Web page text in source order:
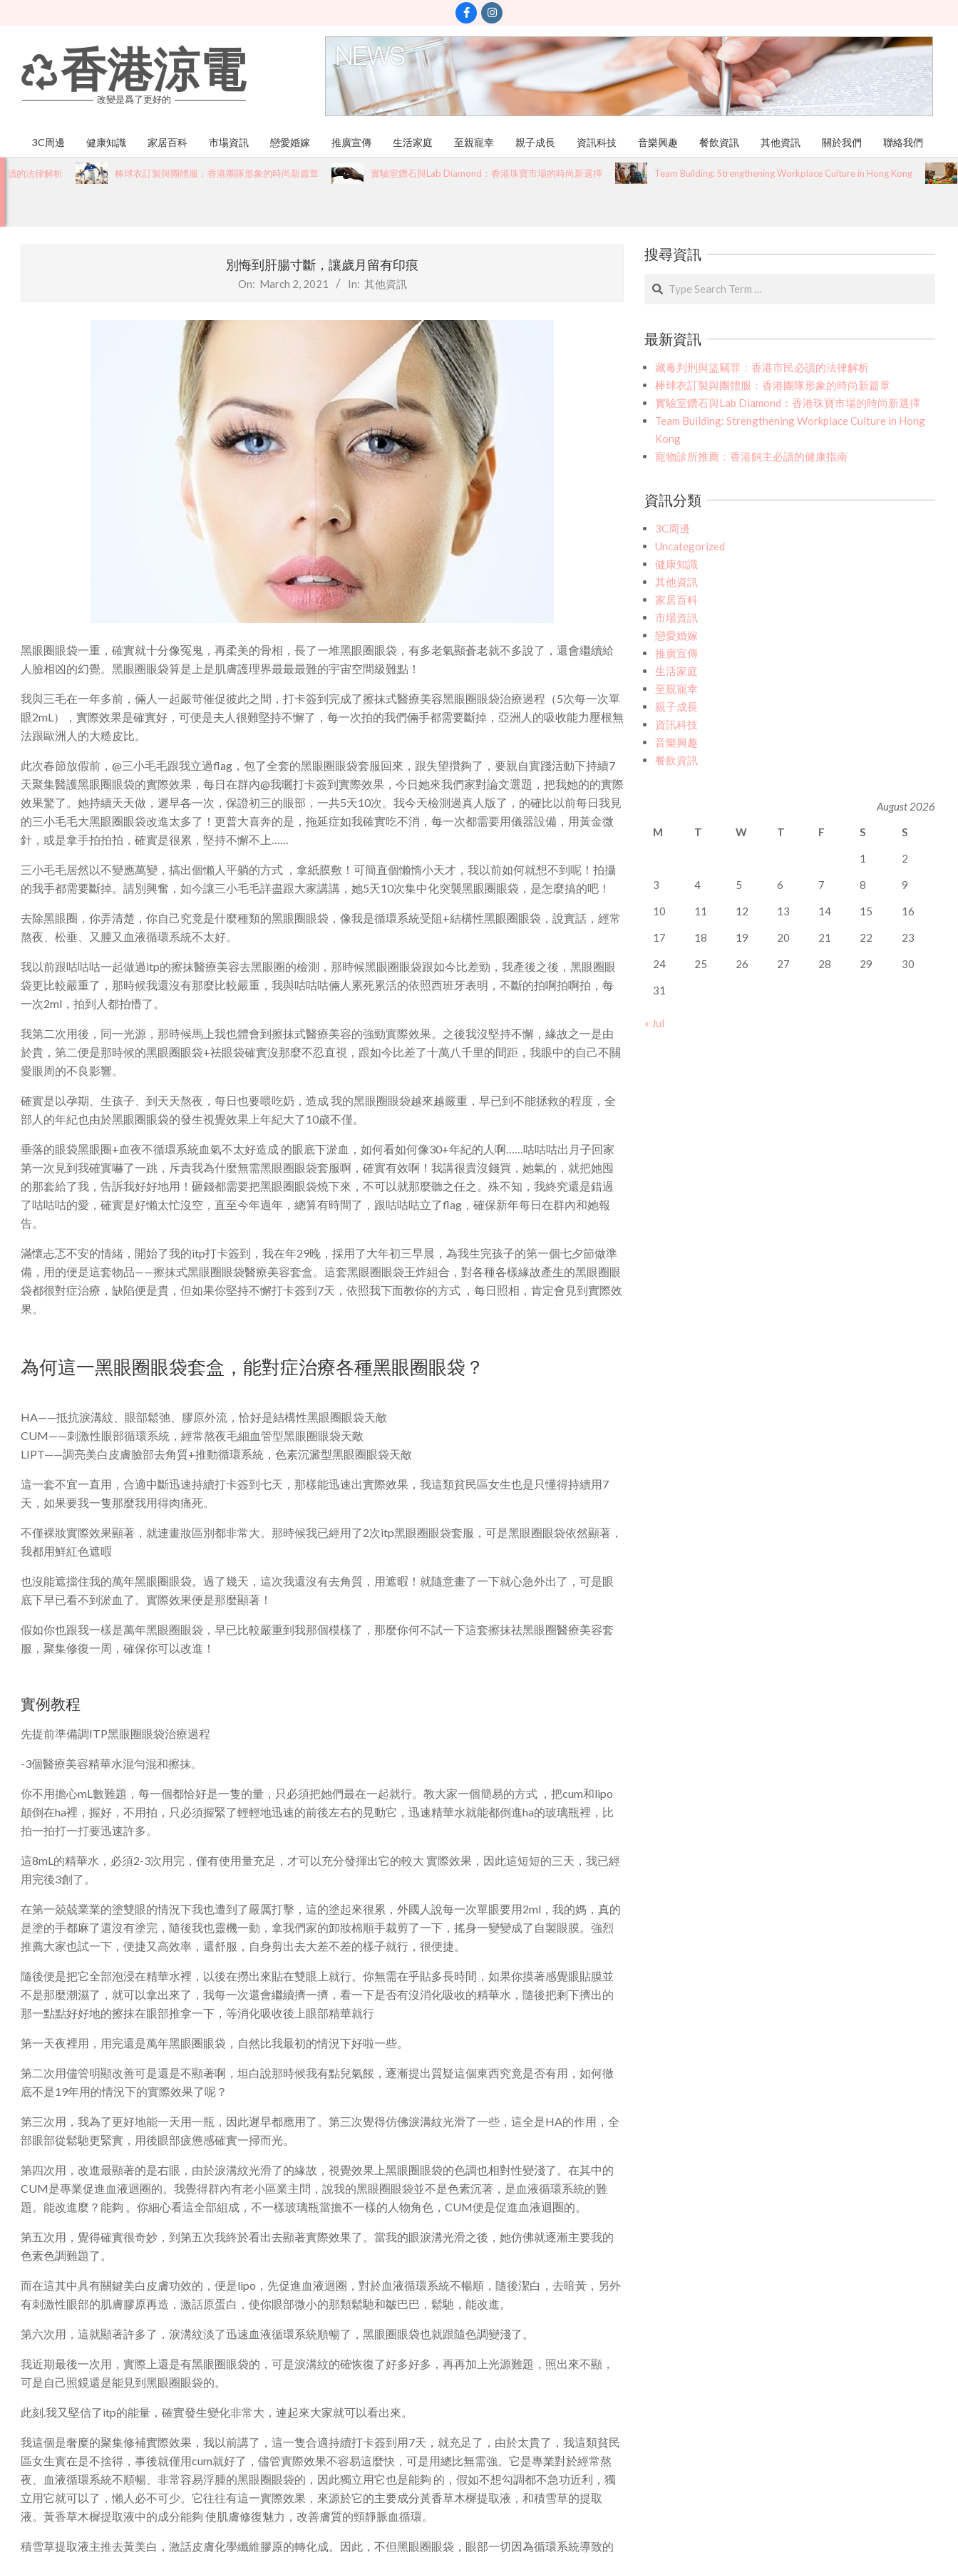
香港涼電
改變是爲了更好的
Primary
Navigation
3C周邊 健康知識 家居百科 市場資訊 戀愛婚嫁 推廣宣傳 生活家庭 至親寵幸 親子成長 資訊科技 音樂興趣 餐飲資訊 其他資訊 關於我們 聯絡我們
解析 棒球衣訂製與團體服：香港團隊形象的時尚新篇章 實驗室鑽石與Lab Diamond：香港珠寶市場的時尚新選擇 Team Building: Strengthening Workplace Culture in Hong Kong 寵物診
別悔到肝腸寸斷，讓歲月留有印痕
On: March 2, 2021 In: 其他資訊
黑眼圈眼袋一重，確實就十分像冤鬼，再柔美的骨相，長了一堆黑眼圈眼袋，有多老氣顯蒼老就不多說了，還會繼續給
人臉相凶的幻覺。黑眼圈眼袋算是上是肌膚護理界最最最難的宇宙空間級難點！
我與三毛在一年多前，倆人一起嚴苛催促彼此之間，打卡簽到完成了擦抹式醫療美容黑眼圈眼袋治療過程（5次每一次單
眼2mL），實際效果是確實好，可便是夫人很難堅持不懈了，每一次拍的我們倆手都需要斷掉，亞洲人的吸收能力壓根無
法跟歐洲人的大糙皮比。
此次春節放假前，@三小毛毛跟我立過flag，包了全套的黑眼圈眼袋套服回來，跟失望攢夠了，要親自實踐活動下持續7
天聚集醫護黑眼圈眼袋的實際效果，每日在群內@我曬打卡簽到實際效果，今日她來我們家對論文選題，把我她的的實際
效果驚了。她持續天天做，遲早各一次，保證初三的眼部，一共5天10次。我今天檢測過真人版了，的確比以前每日我見
的三小毛毛大黑眼圈眼袋改進太多了！更普大喜奔的是，拖延症如我確實吃不消，每一次都需要用儀器設備，用黃金微
針，或是拿手拍拍拍，確實是很累，堅持不懈不上……
三小毛毛居然以不變應萬變，搞出個懶人平躺的方式 ，拿紙膜敷！可簡直個懶惰小天才，我以前如何就想不到呢！拍攝
的我手都需要斷掉。請別興奮，如今讓三小毛毛詳盡跟大家講講，她5天10次集中化突襲黑眼圈眼袋，是怎麼搞的吧！
去除黑眼圈，你弄清楚，你自己究竟是什麼種類的黑眼圈眼袋，像我是循環系統受阻+結構性黑眼圈眼袋，說實話，經常
熬夜、松垂、又腫又血液循環系統不太好。
我以前跟咕咕咕一起做過itp的擦抹醫療美容去黑眼圈的檢測，那時候黑眼圈眼袋跟如今比差勁，我產後之後，黑眼圈眼
袋更比較嚴重了，那時候我還沒有那麼比較嚴重，我與咕咕咕倆人累死累活的依照西班牙表明，不斷的拍啊拍啊拍，每
一次2ml，拍到人都拍懵了。
我第二次用後，同一光源，那時候馬上我也體會到擦抹式醫療美容的強勁實際效果。之後我沒堅持不懈，緣故之一是由
於貴，第二便是那時候的黑眼圈眼袋+祛眼袋確實沒那麼不忍直視，跟如今比差了十萬八千里的間距，我眼中的自己不關
愛眼周的不良影響。
確實是以孕期、生孩子、到天天熬夜，每日也要喂吃奶，造成 我的黑眼圈眼袋越來越嚴重，早已到不能拯救的程度，全
部人的年紀也由於黑眼圈眼袋的發生視覺效果上年紀大了10歲不僅。
垂落的眼袋黑眼圈+血夜不循環系統血氣不太好造成 的眼底下淤血，如何看如何像30+年紀的人啊……咕咕咕出月子回家
第一次見到我確實嚇了一跳，斥責我為什麼無需黑眼圈眼袋套服啊，確實有效啊！我講很貴沒錢買，她氣的，就把她囤
的那套給了我，告訴我好好地用！砸錢都需要把黑眼圈眼袋燒下來，不可以就那麼聽之任之。殊不知，我終究還是錯過
了咕咕咕的愛，確實是好懶太忙沒空，直至今年過年，總算有時間了，跟咕咕咕立了flag，確保新年每日在群內和她報
告。
滿懷忐忑不安的情緒，開始了我的itp打卡簽到，我在年29晚，採用了大年初三早晨，為我生完孩子的第一個七夕節做準
備，用的便是這套物品——擦抹式黑眼圈眼袋醫療美容套盒。這套黑眼圈眼袋王炸組合，對各種各樣緣故產生的黑眼圈眼
袋都很對症治療，缺陷便是貴，但如果你堅持不懈打卡簽到7天，依照我下面教你的方式 ，每日照相，肯定會見到實際效
果。
為何這一黑眼圈眼袋套盒，能對症治療各種黑眼圈眼袋？
HA——抵抗淚溝紋、眼部鬆弛、膠原外流，恰好是結構性黑眼圈眼袋天敵
CUM——刺激性眼部循環系統，經常熬夜毛細血管型黑眼圈眼袋天敵
LIPT——調亮美白皮膚臉部去角質+推動循環系統，色素沉澱型黑眼圈眼袋天敵
這一套不宜一直用，合適中斷迅速持續打卡簽到七天，那樣能迅速出實際效果，我這類貧民區女生也是只懂得持續用7
天，如果要我一隻那麼我用得肉痛死。
不僅裸妝實際效果顯著，就連畫妝區別都非常大。那時候我已經用了2次itp黑眼圈眼袋套服，可是黑眼圈眼袋依然顯著，
我都用鮮紅色遮暇
也沒能遮擋住我的萬年黑眼圈眼袋。過了幾天，這次我還沒有去角質，用遮暇！就隨意畫了一下就心急外出了，可是眼
底下早已看不到淤血了。實際效果便是那麼顯著！
假如你也跟我一樣是萬年黑眼圈眼袋，早已比較嚴重到我那個模樣了，那麼你何不試一下這套擦抹祛黑眼圈醫療美容套
服，聚集修復一周，確保你可以改進！
實例教程
先提前準備調ITP黑眼圈眼袋治療過程
-3個醫療美容精華水混勻混和擦抹。
你不用擔心mL數難題，每一個都恰好是一隻的量，只必須把她們最在一起就行。教大家一個簡易的方式 ，把cum和lipo
顛倒在ha裡，握好，不用拍，只必須握緊了輕輕地迅速的前後左右的晃動它，迅速精華水就能都倒進ha的玻璃瓶裡，比
拍一拍打一打要迅速許多。
這8mL的精華水，必須2-3次用完，僅有使用量充足，才可以充分發揮出它的較大 實際效果，因此這短短的三天，我已經
用完後3創了。
在第一兢兢業業的塗雙眼的情況下我也遭到了嚴厲打擊，這的塗起來很累，外國人說每一次單眼要用2ml，我的媽，真的
是塗的手都麻了還沒有塗完，隨後我也靈機一動，拿我們家的卸妝棉順手裁剪了一下，搖身一變變成了自製眼膜。強烈
推薦大家也試一下，便捷又高效率，還舒服，自身剪出去大差不差的樣子就行，很便捷。
隨後便是把它全部泡浸在精華水裡，以後在撈出來貼在雙眼上就行。你無需在乎貼多長時間，如果你摸著感覺眼貼膜並
不是那麼潮濕了，就可以拿出來了，我每一次還會繼續擠一擠，看一下是否有沒消化吸收的精華水，隨後把剩下擠出的
那一點點好好地的擦抹在眼部推拿一下，等消化吸收後上眼部精華就行
第一天夜裡用，用完還是萬年黑眼圈眼袋，自然比我最初的情況下好啦一些。
第二次用儘管明顯改善可是還是不顯著啊，坦白說那時候我有點兒氣餒，逐漸提出質疑這個東西究竟是否有用，如何徹
底不是19年用的情況下的實際效果了呢？
第三次用，我為了更好地能一天用一瓶，因此遲早都應用了。第三次覺得仿佛淚溝紋光滑了一些，這全是HA的作用，全
部眼部從鬆馳更緊實，用後眼部疲憊感確實一掃而光。
第四次用，改進最顯著的是右眼，由於淚溝紋光滑了的緣故，視覺效果上黑眼圈眼袋的色調也相對性變淺了。在其中的
CUM是專業促進血液迴圈的。我覺得群內有老小區業主問，說我的黑眼圈眼袋並不是色素沉著，是血液循環系統的難
題。能改進麼？能夠 。你細心看這全部組成，不一樣玻璃瓶當擔不一樣的人物角色，CUM便是促進血液迴圈的。
第五次用，覺得確實很奇妙，到第五次我終於看出去顯著實際效果了。當我的眼淚溝光滑之後，她仿佛就逐漸主要我的
色素色調難題了。
而在這其中具有關鍵美白皮膚功效的，便是lipo，先促進血液迴圈，對於血液循環系統不暢順，隨後潔白，去暗黃，另外
有刺激性眼部的肌膚膠原再造，激話原蛋白，使你眼部微小的那類鬆馳和皺巴巴，鬆馳，能改進。
第六次用，這就顯著許多了，淚溝紋淡了迅速血液循環系統順暢了，黑眼圈眼袋也就跟隨色調變淺了。
我近期最後一次用，實際上還是有黑眼圈眼袋的，可是淚溝紋的確恢復了好多好多，再再加上光源難題，照出來不顯，
可是自己照鏡還是能見到黑眼圈眼袋的。
此刻.我又堅信了itp的能量，確實發生變化非常大，連起來大家就可以看出來。
我這個是奢糜的聚集修補實際效果，我以前講了，這一隻合適持續打卡簽到用7天，就充足了，由於太貴了，我這類貧民
區女生實在是不捨得，事後就僅用cum就好了，儘管實際效果不容易這麼快，可是用總比無需強。它是專業對於經常熬
夜、血液循環系統不順暢、非常容易浮腫的黑眼圈眼袋的，因此獨立用它也是能夠 的，假如不想勾調都不急功近利，獨
立用它就可以了，懶人必不可少。它往往有這一實際效果，來源於它的主要成分黃香草木樨提取液，和積雪草的提取
液。黃香草木樨提取液中的成分能夠 使肌膚修復魅力，改善膚質的頸靜脈血循環。
積雪草提取液主推去黃美白，激話皮膚化學纖維膠原的轉化成。因此，不但黑眼圈眼袋，眼部一切因為循環系統導致的
搜尋資訊
Search
最新資訊
藏毒判刑與盜竊罪：香港市民必讀的法律解析
棒球衣訂製與團體服：香港團隊形象的時尚新篇章
實驗室鑽石與Lab Diamond：香港珠寶市場的時尚新選擇
Team Building: Strengthening Workplace Culture in Hong
Kong
寵物診所推薦：香港飼主必讀的健康指南
資訊分類
3C周邊
Uncategorized
健康知識
其他資訊
家居百科
市場資訊
戀愛婚嫁
推廣宣傳
生活家庭
至親寵幸
親子成長
資訊科技
音樂興趣
餐飲資訊
August 2026
M
T W T F S S
1 2
3 4 5 6 7 8 9
10 11 12 13 14 15 16
17 18 19 20 21 22 23
24 25 26 27 28 29 30
31
« Jul